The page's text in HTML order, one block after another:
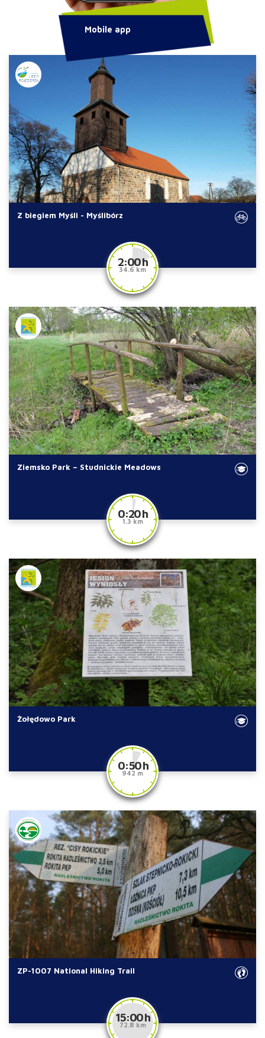
Z biegiem Myśli - Myślibórz
2:00 h
34.6 km
Ziemsko Park – Studnickie Meadows
0:20 h
1.3 km
Żołędowo Park
0:50 h
942 m
ZP-1007 National Hiking Trail
15:00 h
72.8 km
Mobile app